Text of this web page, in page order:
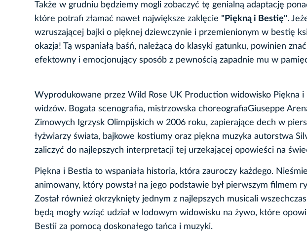
Także w grudniu będziemy mogli zobaczyć tę genialną adaptację
które potrafi złamać nawet największe zaklęcie "Piękną i Bestię".
wzruszającej bajki o pięknej dziewczynie i przemienionym w bestię
okazja! Tą wspaniałą baśń, należącą do klasyki gatunku, powinien
efektowny i emocjonujący sposób z pewnością zapadnie mu w
Wyprodukowane przez Wild Rose UK Production widowisko Piękna
widzów. Bogata scenografia, mistrzowska choreografiaGiuseppe
Zimowych Igrzysk Olimpijskich w 2006 roku, zapierające dech w
łyżwiarzy świata, bajkowe kostiumy oraz piękna muzyka autorstwa
zaliczyć do najlepszych interpretacji tej urzekającej opowieści na
Piękna i Bestia to wspaniała historia, która zauroczy każdego.
animowany, który powstał na jego podstawie był pierwszym filmem
Został również okrzyknięty jednym z najlepszych musicali
będą mogły wziąć udział w lodowym widowisku na żywo, które
Bestii za pomocą doskonałego tańca i muzyki.